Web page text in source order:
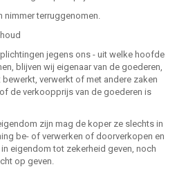
nimmer terruggenomen.
jegens ons - uit welke hoofde
blijven wij eigenaar van de goederen,
verwerkt of met andere zaken
de verkoopprijs van de goederen is
zijn mag de koper ze slechts in
be- of verwerken of doorverkopen en
eigendom tot zekerheid geven, noch
op geven.